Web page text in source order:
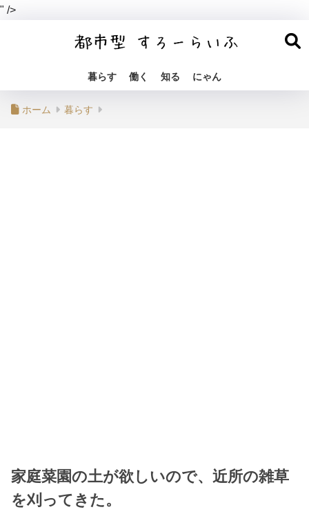
" />
暮らす 働く 知る にゃん
ホーム 暮らす
家庭菜園の土が欲しいので、近所の雑草
を刈ってきた。